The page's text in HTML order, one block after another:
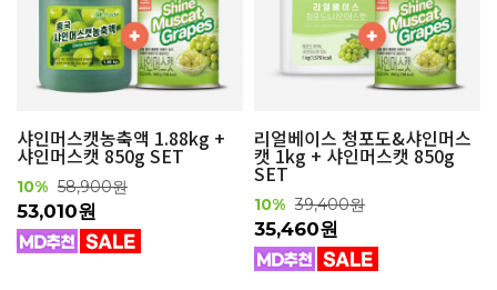
샤인머스캣농축액 1.88kg +
샤인머스캣 850g SET
10% 58,900원
53,010원
리얼베이스 청포도&샤인머스
캣 1kg + 샤인머스캣 850g
SET
10% 39,400원
35,460원